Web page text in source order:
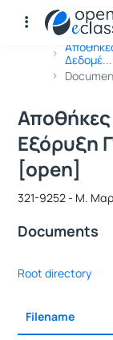
Αρχική
Δεδομέ...
Course :
Course
Εξόρυξη
[open]
321-9252 - Μ.
Documents
Root directory
Filename